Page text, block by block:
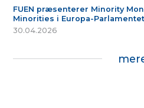
FUEN præsenterer Minority
Minorities i Europa-Parlamentet
30.04.2026